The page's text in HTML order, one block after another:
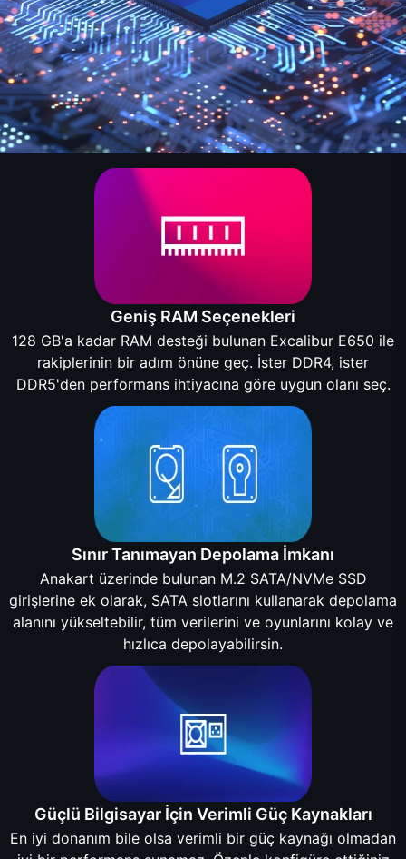
Geniş RAM Seçenekleri
128 GB'a kadar RAM desteği bulunan Excalibur E650 ile
rakiplerinin bir adım önüne geç. İster DDR4, ister
DDR5'den performans ihtiyacına göre uygun olanı seç.
Sınır Tanımayan Depolama İmkanı
Anakart üzerinde bulunan M.2 SATA/NVMe SSD
girişlerine ek olarak, SATA slotlarını kullanarak depolama
alanını yükseltebilir, tüm verilerini ve oyunlarını kolay ve
hızlıca depolayabilirsin.
Güçlü Bilgisayar İçin Verimli Güç Kaynakları
En iyi donanım bile olsa verimli bir güç kaynağı olmadan